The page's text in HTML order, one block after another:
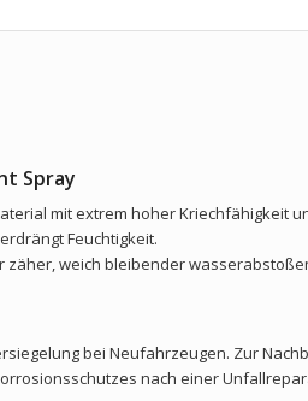
Spray
mit extrem hoher Kriechfähigkeit
Feuchtigkeit.
zäher, weich bleibender
bei Neufahrzeugen. Zur
nach einer